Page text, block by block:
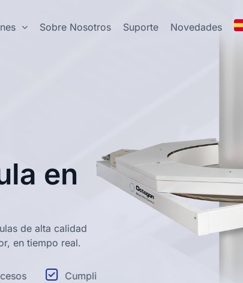
Sobre Nosotros Suporte Novedades
en
de alta calidad
en tiempo real.
Cumplimiento normativo